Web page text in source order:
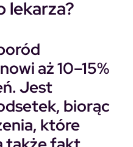
lekarza?
aż 10–15%
Jest
biorąc
które